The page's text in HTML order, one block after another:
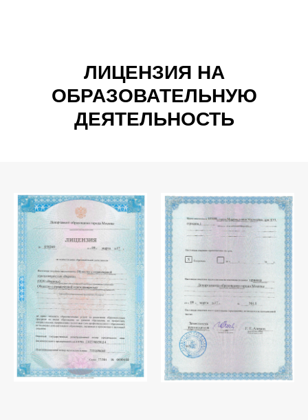
ЛИЦЕНЗИЯ НА
ОБРАЗОВАТЕЛЬНУЮ
ДЕЯТЕЛЬНОСТЬ